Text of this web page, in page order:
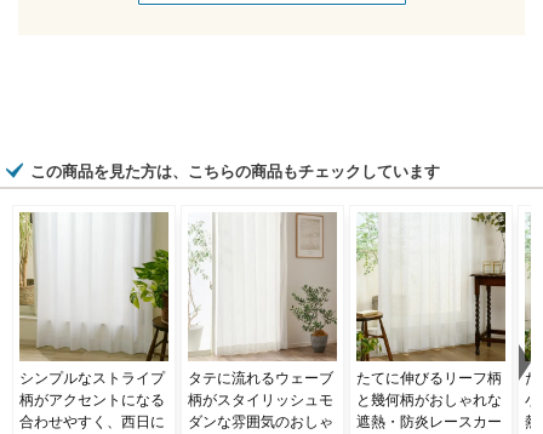
この商品を見た方は、こちらの商品もチェックしています
シンプルなストライプ
柄がアクセントになる
合わせやすく、西日に
タテに流れるウェーブ
柄がスタイリッシュモ
ダンな雰囲気のおしゃ
たてに伸びるリーフ柄
と幾何柄がおしゃれな
遮熱・防炎レースカー
た
小
熱